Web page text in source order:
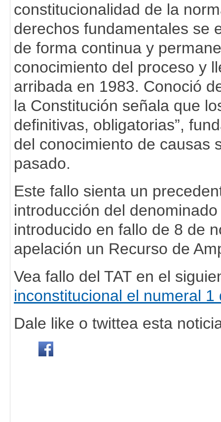
constitucionalidad de la
derechos fundamentales se
de forma continua y
conocimiento del proceso y
arribada en 1983. Conoció
la Constitución señala que
definitivas, obligatorias”,
del conocimiento de causas
pasado.
Este fallo sienta un
introducción del
introducido en fallo de 8 de
apelación un Recurso de
Vea fallo del TAT en el
inconstitucional el numeral
Dale like o twittea esta